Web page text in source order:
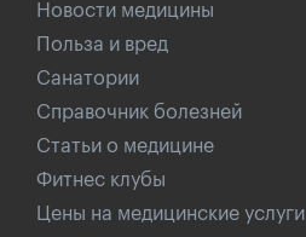
Новости медицины
Польза и вред
Санатории
Справочник болезней
Статьи о медицине
Фитнес клубы
Цены на медицинские услуги